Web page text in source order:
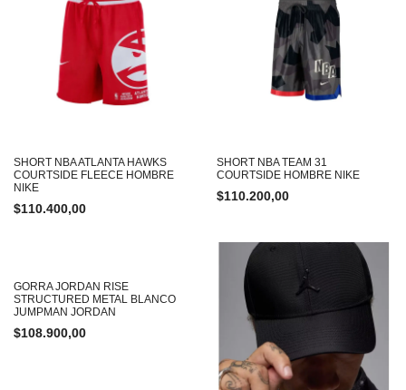
SHORT NBA ATLANTA HAWKS
COURTSIDE FLEECE HOMBRE
NIKE
$110.400,00
SHORT NBA TEAM 31
COURTSIDE HOMBRE NIKE
$110.200,00
GORRA JORDAN RISE
STRUCTURED METAL BLANCO
JUMPMAN JORDAN
$108.900,00